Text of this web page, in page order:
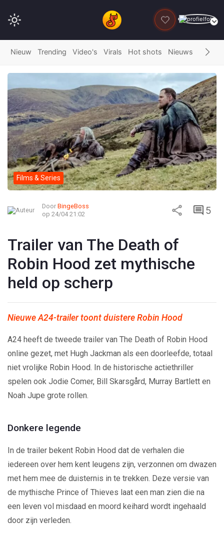
DONEER
Nieuw Trending Video's Virals Hot shots Nieuws Fails
Films & Series
Door BingeBoss
op 24/04 21:02
5
Trailer van The Death of
Robin Hood zet mythische
held op scherp
Nieuwe A24-trailer toont duistere Robin Hood
A24 heeft de tweede trailer van The Death of Robin Hood
online gezet, met Hugh Jackman als een doorleefde, totaal
niet vrolijke Robin Hood. In de historische actiethriller
spelen ook Jodie Comer, Bill Skarsgård, Murray Bartlett en
Noah Jupe grote rollen.
Donkere legende
In de trailer bekent Robin Hood dat de verhalen die
iedereen over hem kent leugens zijn, verzonnen om dwazen
met hem mee de duisternis in te trekken. Deze versie van
de mythische Prince of Thieves laat een man zien die na
een leven vol misdaad en moord keihard wordt ingehaald
door zijn verleden.